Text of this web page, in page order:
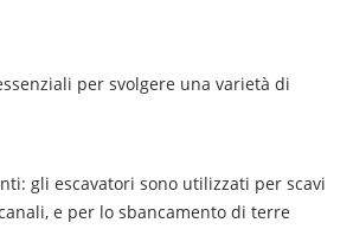
per svolgere una varietà di
gli escavatori sono utilizzati per scavi
e per lo sbancamento di terre